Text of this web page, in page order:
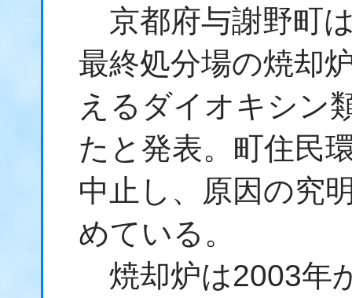
京都府与謝野町
最終処分場の焼却
えるダイオキシン
たと発表。町住民
中止し、原因の究
めている。
焼却炉は2003年